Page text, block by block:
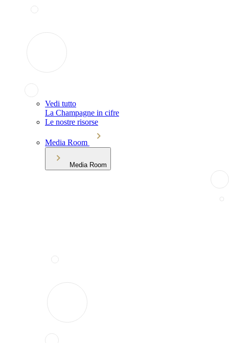
Vedi tutto
La Champagne in cifre
Le nostre risorse
Media Room
Media Room